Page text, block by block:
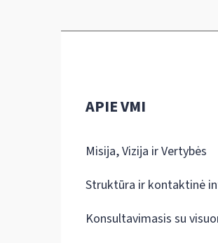
APIE VMI
Misija, Vizija ir Vertybės
Struktūra ir kontaktinė
Konsultavimasis su